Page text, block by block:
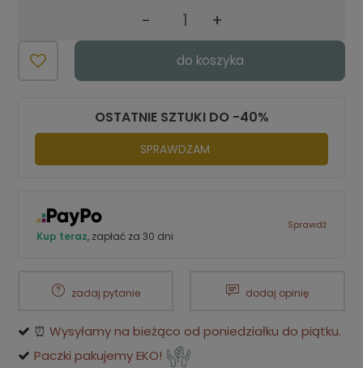
- +
do koszyka
OSTATNIE SZTUKI DO -40%
SPRAWDZAM
Kup teraz, zapłać za 30 dni
Sprawdź
zadaj pytanie dodaj opinię
⏰ Wysyłamy na bieżąco od poniedziałku do piątku.
Paczki pakujemy EKO!